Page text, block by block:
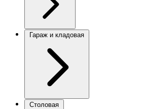
Гараж и кладовая
Столовая